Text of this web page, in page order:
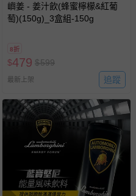
嶼姜 - 姜汁飲(蜂蜜檸檬&紅葡
萄)(150g)_3盒組-150g
8折
$479 $599
最新上架 追蹤